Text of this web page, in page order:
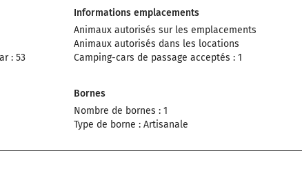
: 53
Informations emplacements
Animaux autorisés sur les emplacements
Animaux autorisés dans les locations
Camping-cars de passage acceptés : 1
Bornes
Nombre de bornes : 1
Type de borne : Artisanale